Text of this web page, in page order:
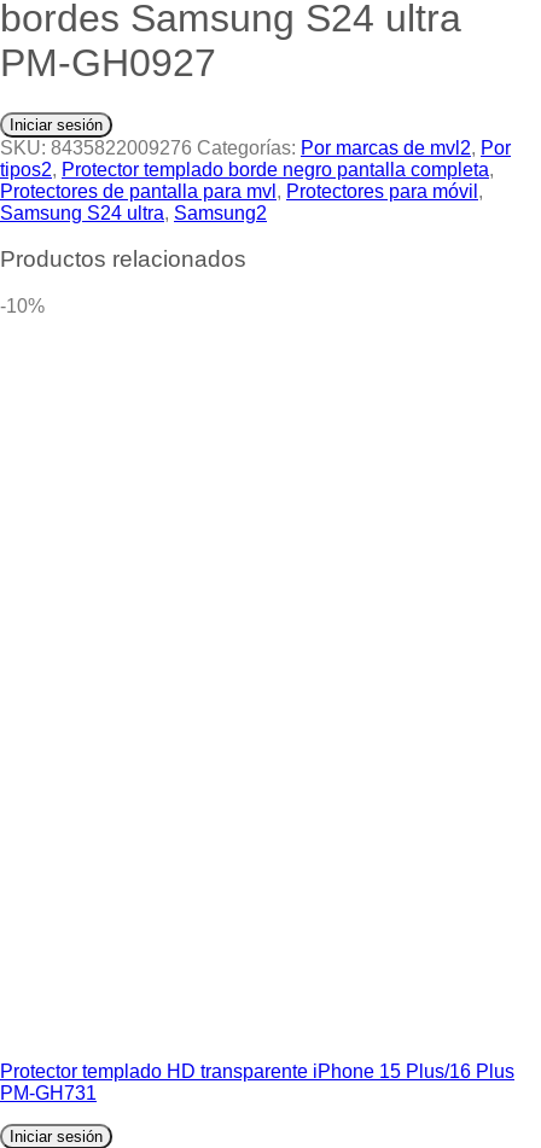
bordes Samsung S24 ultra
PM-GH0927
Iniciar sesión
SKU: 8435822009276 Categorías: Por marcas de mvl2, Por
tipos2, Protector templado borde negro pantalla completa,
Protectores de pantalla para mvl , Protectores para móvil ,
Samsung S24 ultra, Samsung2
Productos relacionados
-10%
Protector templado HD transparente iPhone 15 Plus/16 Plus
PM-GH731
Iniciar sesión